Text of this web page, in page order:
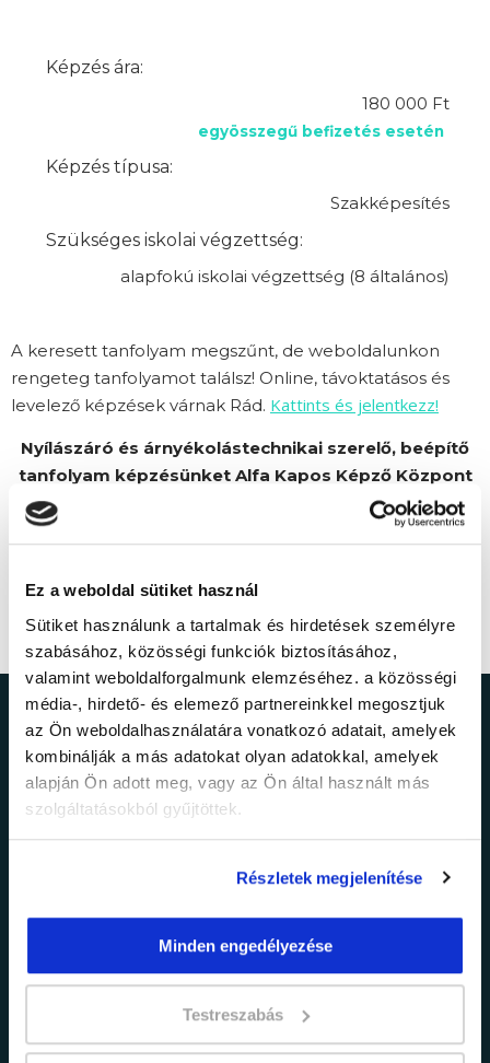
Ez a weboldal sütiket használ
Sütiket használunk a tartalmak és hirdetések személyre
szabásához, közösségi funkciók biztosításához,
valamint weboldalforgalmunk elemzéséhez. a közösségi
média-, hirdető- és elemező partnereinkkel megosztjuk
az Ön weboldalhasználatára vonatkozó adatait, amelyek
kombinálják a más adatokat olyan adatokkal, amelyek
alapján Ön adott meg, vagy az Ön által használt más
szolgáltatásokból gyűjtöttek.
Részletek megjelenítése
Minden engedélyezése
Testreszabás
Képzés ára:
180 000 Ft
egyösszegű befizetés esetén
Képzés típusa:
Szakképesítés
Szükséges iskolai végzettség:
alapfokú iskolai végzettség (8 általános)
A keresett tanfolyam megszűnt, de weboldalunkon
rengeteg tanfolyamot találsz! Online, távoktatásos és
levelező képzések várnak Rád. Kattints és jelentkezz!
Nyílászáró és árnyékolástechnikai szerelő, beépítő
tanfolyam képzésünket Alfa Kapos Képző Központ
Ne maradj le a
legfrissebb
információkról!
promócióinkról.